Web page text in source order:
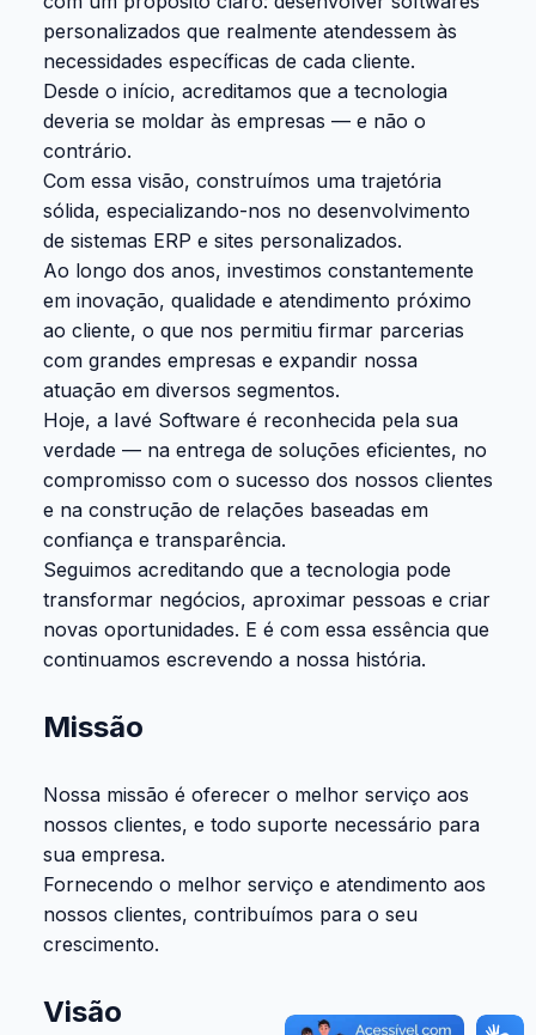
personalizados que realmente atendessem às
necessidades específicas de cada cliente.
Desde o início, acreditamos que a tecnologia
deveria se moldar às empresas — e não o
contrário.
Com essa visão, construímos uma trajetória
sólida, especializando-nos no desenvolvimento
de sistemas ERP e sites personalizados.
Ao longo dos anos, investimos constantemente
em inovação, qualidade e atendimento próximo
ao cliente, o que nos permitiu firmar parcerias
com grandes empresas e expandir nossa
atuação em diversos segmentos.
Hoje, a Iavé Software é reconhecida pela sua
verdade — na entrega de soluções eficientes, no
compromisso com o sucesso dos nossos clientes
e na construção de relações baseadas em
confiança e transparência.
Seguimos acreditando que a tecnologia pode
transformar negócios, aproximar pessoas e criar
novas oportunidades. E é com essa essência que
continuamos escrevendo a nossa história.
Missão
Nossa missão é oferecer o melhor serviço aos
nossos clientes, e todo suporte necessário para
sua empresa.
Fornecendo o melhor serviço e atendimento aos
nossos clientes, contribuímos para o seu
crescimento.
Visão